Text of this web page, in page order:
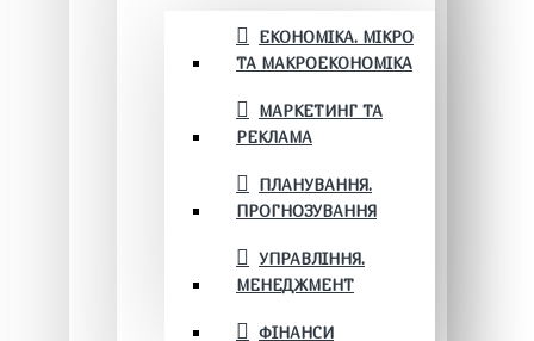
ЕКОНОМІКА. МІКРО
ТА МАКРОЕКОНОМІКА
МАРКЕТИНГ ТА
РЕКЛАМА
ПЛАНУВАННЯ.
ПРОГНОЗУВАННЯ
УПРАВЛІННЯ.
МЕНЕДЖМЕНТ
ФІНАНСИ